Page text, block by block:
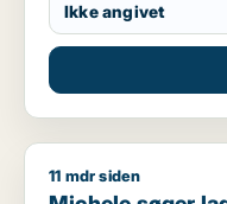
Ikke angivet
Michele søger lager,
11 mdr siden